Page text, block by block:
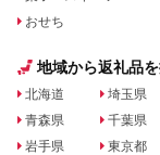
おせち
地域から返礼品
北海道
青森県
岩手県
埼玉県
千葉県
東京都